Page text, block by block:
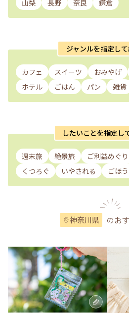
山梨 長野 奈良 鎌倉
ジャンルを指定し
カフェ スイーツ おみやげ
ホテル
ごはん パン 雑貨
したいことを指定し
週末旅 絶景旅 ご利益めぐり
くつろぐ
いやされる ごほ
神奈川県 のお